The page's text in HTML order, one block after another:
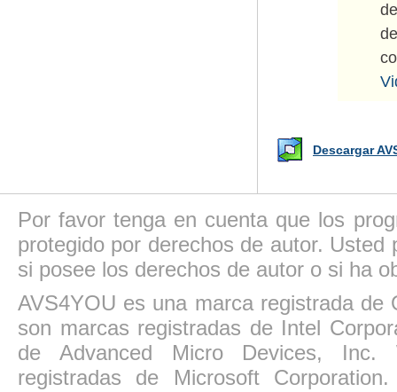
Descargar
Por favor tenga en cuenta que los
protegido por derechos de autor.
si posee los derechos de autor o si ha
AVS4YOU es una marca registrada
son marcas registradas de Intel
de Advanced Micro Devices, Inc.
registradas de Microsoft